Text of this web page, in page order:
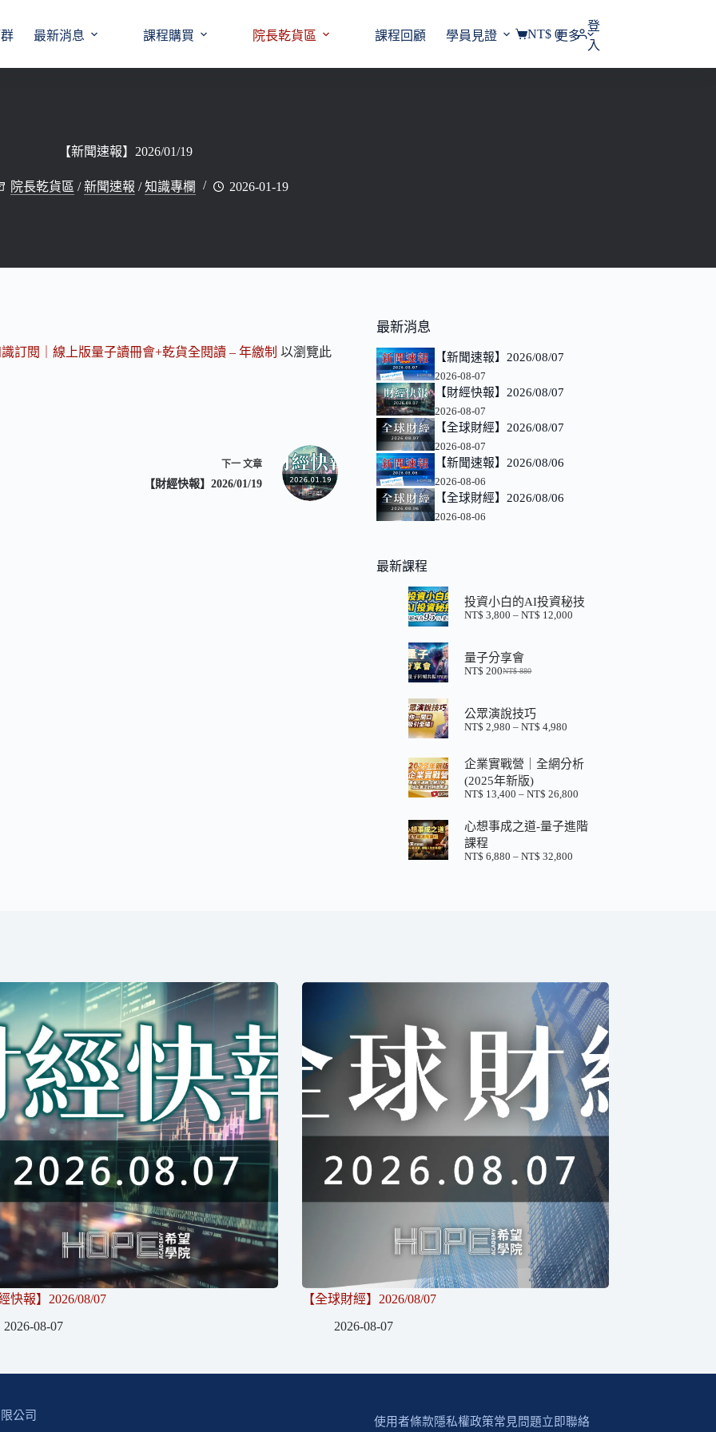
最新消息 課程購買 院長乾貨區 課程回顧 學員見證 更多
購
NT$0
登
入
【新聞速報】2026/01/19
院長乾貨區 /新聞速報 /知識專欄 2026-01-19
訂閱｜線上版量子讀冊會+乾貨全閱讀 – 年繳制 以瀏覽此
下一 文章
【財經快報】2026/01/19
最新消息
【新聞速報】2026/08/07
2026-08-07
【財經快報】2026/08/07
2026-08-07
【全球財經】2026/08/07
2026-08-07
【新聞速報】2026/08/06
2026-08-06
【全球財經】2026/08/06
2026-08-06
最新課程
投資小白的AI投資秘技
NT$ 3,800 – NT$ 12,000
量子分享會
NT$880
原
價
格：
NT$ 200
目
價
格：
公眾演說技巧
NT$ 2,980 – NT$ 4,980
範
圍：
到
企業實戰營｜全網分析
(2025年新版)
NT$ 13,400 – NT$ 26,800
範
心想事成之道-量子進階
課程
NT$ 6,880 – NT$ 32,800
快報】2026/08/07
2026-08-07
【全球財經】2026/08/07
2026-08-07
公司 使用者條款隱私權政策常見問題立即聯絡